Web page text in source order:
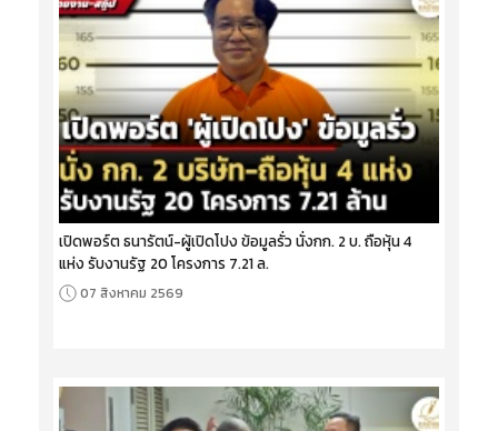
เปิดพอร์ต ธนารัตน์-ผู้เปิดโปง ข้อมูลรั่ว นั่งกก. 2 บ. ถือหุ้น 4
แห่ง รับงานรัฐ 20 โครงการ 7.21 ล.
07 สิงหาคม 2569